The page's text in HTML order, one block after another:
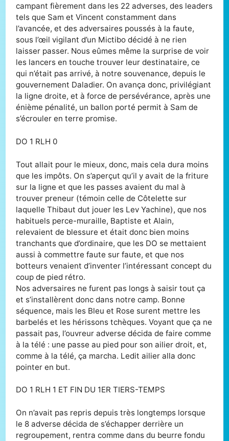
campant fièrement dans les 22 adverses, des leaders
tels que Sam et Vincent constamment dans
l’avancée, et des adversaires poussés à la faute,
sous l’œil vigilant d’un Mictibo décidé à ne rien
laisser passer. Nous eûmes même la surprise de voir
les lancers en touche trouver leur destinataire, ce
qui n’était pas arrivé, à notre souvenance, depuis le
gouvernement Daladier. On avança donc, privilégiant
la ligne droite, et à force de persévérance, après une
énième pénalité, un ballon porté permit à Sam de
s’écrouler en terre promise.
DO 1 RLH 0
Tout allait pour le mieux, donc, mais cela dura moins
que les impôts. On s’aperçut qu’il y avait de la friture
sur la ligne et que les passes avaient du mal à
trouver preneur (témoin celle de Côtelette sur
laquelle Thibaut dut jouer les Lev Yachine), que nos
habituels perce-muraille, Baptiste et Alain,
relevaient de blessure et était donc bien moins
tranchants que d’ordinaire, que les DO se mettaient
aussi à commettre faute sur faute, et que nos
botteurs venaient d’inventer l’intéressant concept du
coup de pied rétro.
Nos adversaires ne furent pas longs à saisir tout ça
et s’installèrent donc dans notre camp. Bonne
séquence, mais les Bleu et Rose surent mettre les
barbelés et les hérissons tchèques. Voyant que ça ne
passait pas, l’ouvreur adverse décida de faire comme
à la télé : une passe au pied pour son ailier droit, et,
comme à la télé, ça marcha. Ledit ailier alla donc
pointer en but.
DO 1 RLH 1 ET FIN DU 1ER TIERS-TEMPS
On n’avait pas repris depuis très longtemps lorsque
le 8 adverse décida de s’échapper derrière un
regroupement, rentra comme dans du beurre fondu